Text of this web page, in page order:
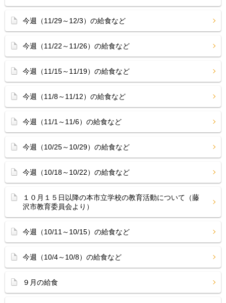
今週（11/29～12/3）の給食など
今週（11/22～11/26）の給食など
今週（11/15～11/19）の給食など
今週（11/8～11/12）の給食など
今週（11/1～11/6）の給食など
今週（10/25～10/29）の給食など
今週（10/18～10/22）の給食など
１０月１５日以降の本市立学校の教育活動について（藤
沢市教育委員会より）
今週（10/11～10/15）の給食など
今週（10/4～10/8）の給食など
９月の給食